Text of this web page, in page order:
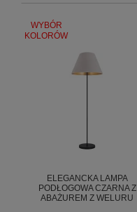
WYBÓR
KOLORÓW
ELEGANCKA LAMPA
PODŁOGOWA CZARNA Z
ABAŻUREM Z WELURU